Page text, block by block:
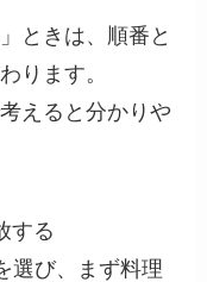
ときは、順番と
ります。
えると分かりや
する
選び、まず料理